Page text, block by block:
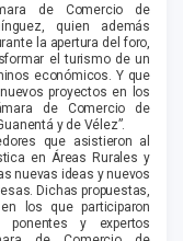
de Comercio de
quien además
la apertura del foro,
el turismo de un
económicos. Y que
proyectos en los
de Comercio de
y de Vélez”.
que asistieron al
en Áreas Rurales y
nuevas ideas y nuevos
Dichas propuestas,
los que participaron
y expertos